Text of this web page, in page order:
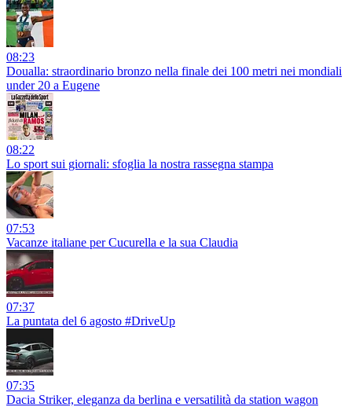
08:23
Doualla: straordinario bronzo nella finale dei 100 metri nei mondiali
under 20 a Eugene
08:22
Lo sport sui giornali: sfoglia la nostra rassegna stampa
07:53
Vacanze italiane per Cucurella e la sua Claudia
07:37
La puntata del 6 agosto #DriveUp
07:35
Dacia Striker, eleganza da berlina e versatilità da station wagon